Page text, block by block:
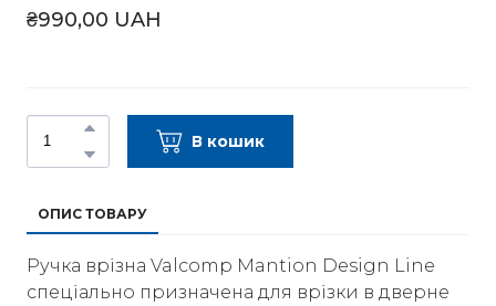
₴990,00 UAH
В кошик
ОПИС ТОВАРУ
Ручка врізна Valcomp Mantion Design Line
спеціально призначена для врізки в дверне